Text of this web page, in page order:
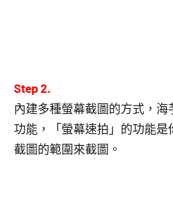
Step 2.
內建多種螢幕截圖的方式，
功能，「螢幕速拍」的功能
截圖的範圍來截圖。